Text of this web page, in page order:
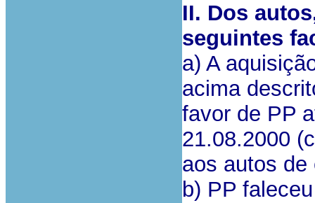
II. Dos
seguintes
a) A
acima
favor de PP
21.08.2000
aos autos de
b) PP